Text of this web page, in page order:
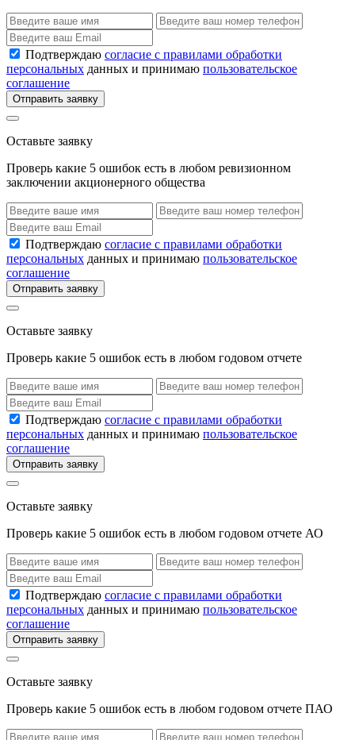
Подтверждаю согласие с правилами обработки
персональных данных и принимаю пользовательское
соглашение
Отправить заявку
Оставьте заявку
Проверь какие 5 ошибок есть в любом ревизионном
заключении акционерного общества
Подтверждаю согласие с правилами обработки
персональных данных и принимаю пользовательское
соглашение
Отправить заявку
Оставьте заявку
Проверь какие 5 ошибок есть в любом годовом отчете
Подтверждаю согласие с правилами обработки
персональных данных и принимаю пользовательское
соглашение
Отправить заявку
Оставьте заявку
Проверь какие 5 ошибок есть в любом годовом отчете АО
Подтверждаю согласие с правилами обработки
персональных данных и принимаю пользовательское
соглашение
Отправить заявку
Оставьте заявку
Проверь какие 5 ошибок есть в любом годовом отчете ПАО